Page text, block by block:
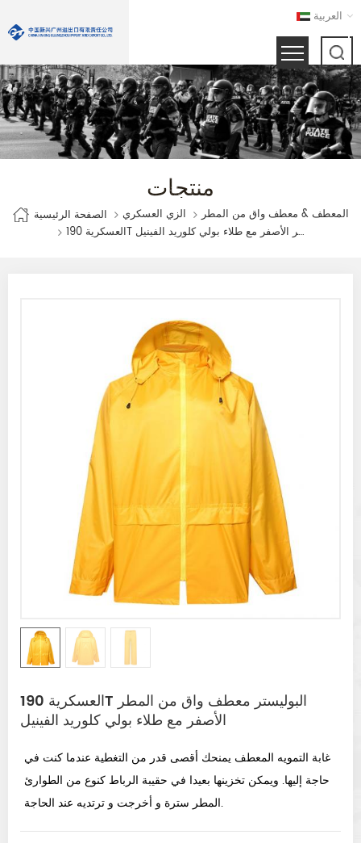
العربية
منتجات
الصفحة الرئيسية الزي العسكري
المعطف & معطف واق من المطر
العسكرية 190T البوليستر معطف واق من المطر الأصفر مع طلاء بولي كلوريد الفينيل
العسكرية 190T البوليستر معطف واق من المطر
الأصفر مع طلاء بولي كلوريد الفينيل
غابة التمويه المعطف يمنحك أقصى قدر من التغطية عندما كنت في
حاجة إليها. ويمكن تخزينها بعيدا في حقيبة الرباط كنوع من الطوارئ
المطر سترة و أخرجت و ترتديه عند الحاجة.